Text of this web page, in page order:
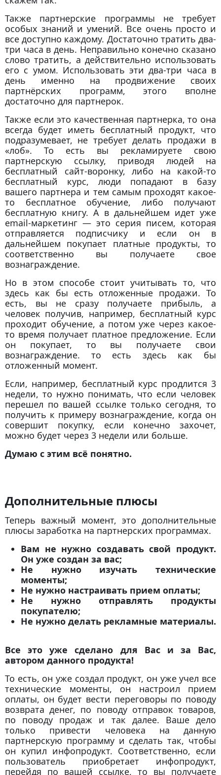
Также партнерские программы не требует
особых знаний и умений. Все очень просто и
все доступно каждому. Достаточно тратить два-
три часа в день. Неправильно конечно сказано
слово тратить, а действительно использовать
его с умом. Использовать эти два-три часа в
день именно на продвижение своих
партнёрских программ, этого вполне
достаточно для партнерок.
Также если это качественная партнерка, то она
всегда будет иметь бесплатный продукт, что
подразумевает, не требует делать продажи в
«лоб». То есть вы рекламируете свою
партнерскую ссылку, приводя людей на
бесплатный сайт-воронку, либо на какой-то
бесплатный курс, люди попадают в базу
вашего партнера и тем самым проходят какое-
то бесплатное обучение, либо получают
бесплатную книгу. А в дальнейшем идет уже
email-маркетинг — это серия писем, которая
отправляется подписчику и если он в
дальнейшем покупает платные продукты, то
соответственно вы получаете свое
вознаграждение.
Но в этом способе стоит учитывать то, что
здесь как бы есть отложенные продажи. То
есть, вы не сразу получаете прибыль, а
человек получив, например, бесплатный курс
проходит обучение, а потом уже через какое-
то время получает платное предложение. Если
он покупает, то вы получаете свои
вознаграждение. то есть здесь как бы
отложенный момент.
Если, например, бесплатный курс продлится 3
недели, то нужно понимать, что если человек
перешел по вашей ссылке только сегодня, то
получить к примеру вознаграждение, когда он
совершит покупку, если конечно захочет,
можно будет через 3 недели или больше.
Думаю с этим всё понятно.
Дополнительные плюсы
Теперь важный момент, это дополнительные
плюсы заработка на партнерских программах.
Вам не нужно создавать свой продукт.
Он уже создан за вас;
Не нужно изучать технические
моменты;
Не нужно настраивать прием оплаты;
Не нужно отправлять продукты
покупателю;
Не нужно делать рекламные материалы.
Все это уже сделано для Вас и за Вас,
автором данного продукта!
То есть, он уже создал продукт, он уже учел все
технические моменты, он настроил прием
оплаты, он будет вести переговоры по поводу
возврата денег, по поводу отправок товаров,
по поводу продаж и так далее. Ваше дело
только привести человека на данную
партнерскую программу и сделать так, чтобы
он купил инфопродукт. Соответственно, если
пользователь приобретает инфопродукт,
перейдя по вашей ссылке, то вы получаете